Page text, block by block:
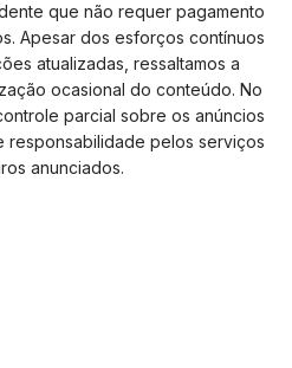
que não requer pagamento
Apesar dos esforços contínuos
atualizadas, ressaltamos a
ocasional do conteúdo. No
parcial sobre os anúncios
responsabilidade pelos serviços
anunciados.